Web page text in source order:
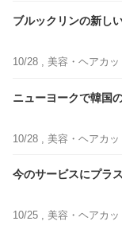
ブルックリンの新し
10/28 , 美容・ヘアカッ
ニューヨークで韓国
10/28 , 美容・ヘアカッ
今のサービスにプラ
10/25 , 美容・ヘアカッ